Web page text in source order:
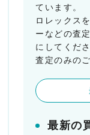
ています。
ロレックス
ーなどの査
にしてくださ
査定のみの
最新の